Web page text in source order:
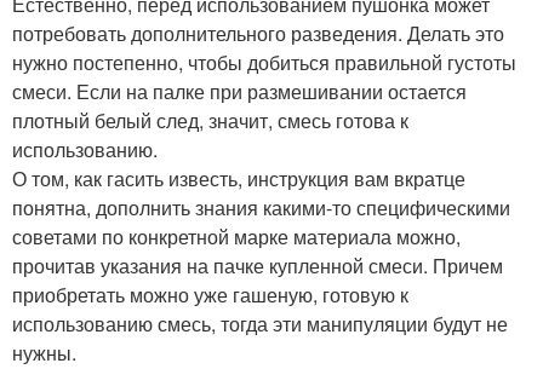
потребовать дополнительного разведения. Делать это
нужно постепенно, чтобы добиться правильной густоты
смеси. Если на палке при размешивании остается
плотный белый след, значит, смесь готова к
использованию.
О том, как гасить известь, инструкция вам вкратце
понятна, дополнить знания какими-то специфическими
советами по конкретной марке материала можно,
прочитав указания на пачке купленной смеси. Причем
приобретать можно уже гашеную, готовую к
использованию смесь, тогда эти манипуляции будут не
нужны.